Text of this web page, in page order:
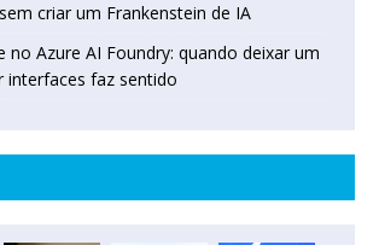
criar um Frankenstein de IA
no Azure AI Foundry: quando deixar um
interfaces faz sentido